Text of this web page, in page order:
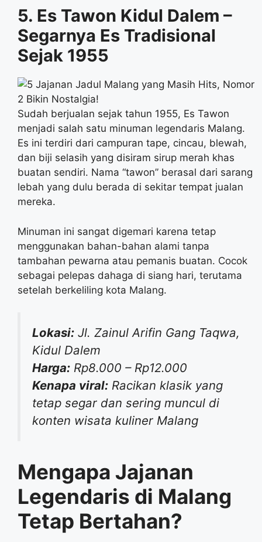
5. Es Tawon Kidul Dalem –
Segarnya Es Tradisional
Sejak 1955
Sudah berjualan sejak tahun 1955, Es Tawon
menjadi salah satu minuman legendaris Malang.
Es ini terdiri dari campuran tape, cincau, blewah,
dan biji selasih yang disiram sirup merah khas
buatan sendiri. Nama “tawon” berasal dari sarang
lebah yang dulu berada di sekitar tempat jualan
mereka.
Minuman ini sangat digemari karena tetap
menggunakan bahan-bahan alami tanpa
tambahan pewarna atau pemanis buatan. Cocok
sebagai pelepas dahaga di siang hari, terutama
setelah berkeliling kota Malang.
Lokasi: Jl. Zainul Arifin Gang Taqwa,
Kidul Dalem
Harga: Rp8.000 – Rp12.000
Kenapa viral: Racikan klasik yang
tetap segar dan sering muncul di
konten wisata kuliner Malang
Mengapa Jajanan
Legendaris di Malang
Tetap Bertahan?